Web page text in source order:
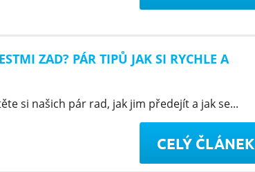
ZAD? PÁR TIPŮ JAK SI RYCHLE A
si našich pár rad, jak jim předejít a jak se...
CELÝ ČLÁNEK